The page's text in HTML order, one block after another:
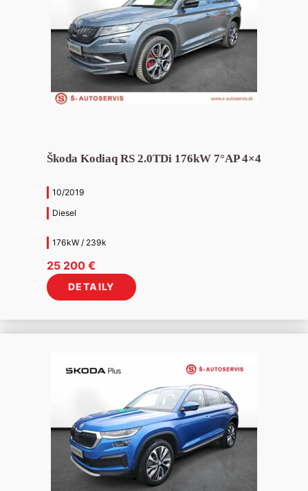
Škoda Kodiaq RS 2.0TDi 176kW 7°AP 4×4
10/2019
Diesel
176kW / 239k
25 200 €
DETAILY